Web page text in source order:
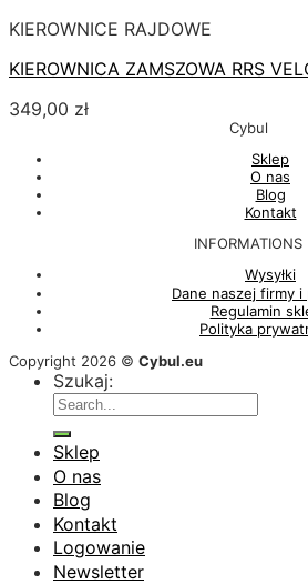
KIEROWNICE RAJDOWE
KIEROWNICA ZAMSZOWA RRS
349,00 zł
Cybul
Sklep
O nas
Blog
Kontakt
INFORMATIONS
Wysyłki
Dane naszej firmy i
Regulamin
Polityka
Copyright 2026 © Cybul.eu
Szukaj:
Sklep
O nas
Blog
Kontakt
Logowanie
Newsletter